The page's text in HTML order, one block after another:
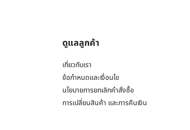
ดูแลลูกค้า
เกี่ยวกับเรา
ข้อกำหนดและเงื่อนไข
นโยบายการยกเลิกคำสั่งซื้อ
การเปลี่ยนสินค้า และการคืนเงิน